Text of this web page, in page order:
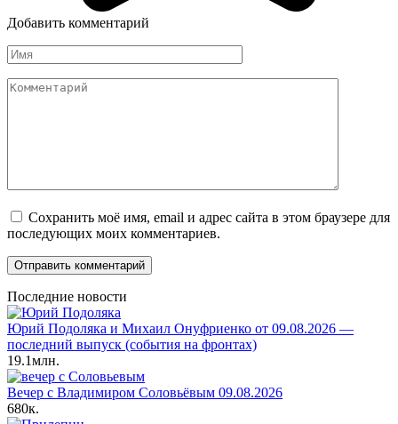
Добавить комментарий
Имя
Комментарий
Сохранить моё имя, email и адрес сайта в этом браузере для
последующих моих комментариев.
Последние новости
Юрий Подоляка и Михаил Онуфриенко от 09.08.2026 —
последний выпуск (события на фронтах)
19.1млн.
Вечер с Владимиром Соловьёвым 09.08.2026
680к.